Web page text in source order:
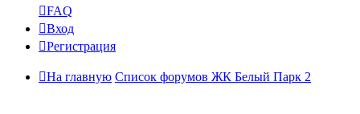
FAQ
Вход
Регистрация
На главную Список форумов ЖК Белый Парк 2